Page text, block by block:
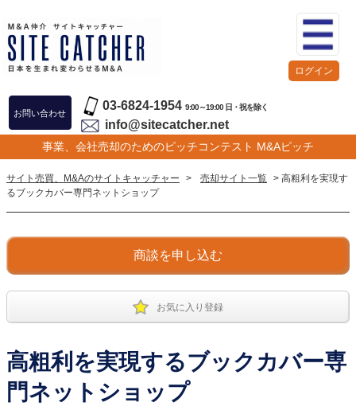
お問い合わせ
03-6824-1954 9:00～19:00 日・祝を除く
info@sitecatcher.net
事業、会社売却のためのピッチコンテスト M&Aピッチ
ログイン
サイト売買、M&Aのサイトキャッチャー > 売却サイト一覧 > 高粗利を実現す
るブックカバー専門ネットショップ
商談を申し込む
お気に入り登録
高粗利を実現するブックカバー専
門ネットショップ